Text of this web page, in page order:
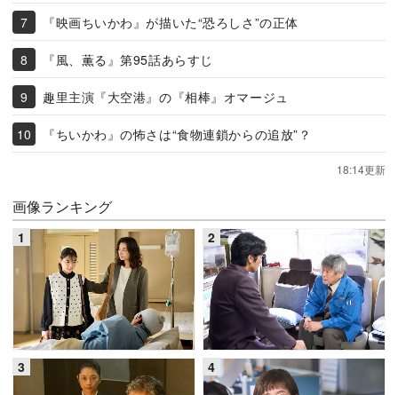
『映画ちいかわ』が描いた“恐ろしさ”の正体
『風、薫る』第95話あらすじ
趣里主演『大空港』の『相棒』オマージュ
『ちいかわ』の怖さは“食物連鎖からの追放”？
18:14更新
画像ランキング